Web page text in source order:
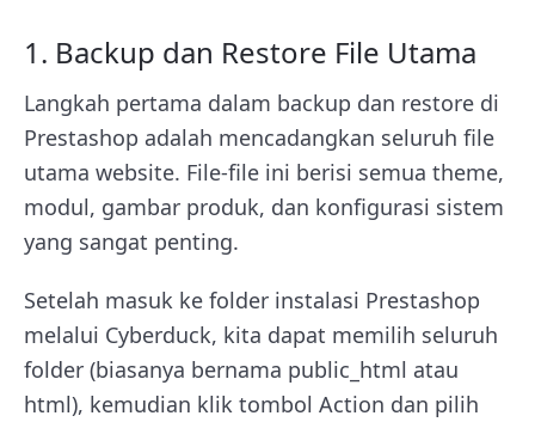
1. Backup dan Restore File Utama
Langkah pertama dalam backup dan restore di
Prestashop adalah mencadangkan seluruh file
utama website. File-file ini berisi semua theme,
modul, gambar produk, dan konfigurasi sistem
yang sangat penting.
Setelah masuk ke folder instalasi Prestashop
melalui Cyberduck, kita dapat memilih seluruh
folder (biasanya bernama public_html atau
html), kemudian klik tombol Action dan pilih